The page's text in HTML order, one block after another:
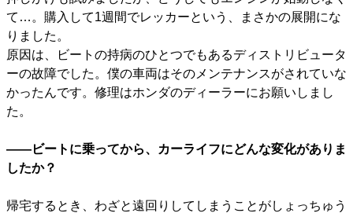
て…。購入して1週間でレッカーという、まさかの展開にな
りました。
原因は、ビートの持病のひとつでもあるディストリビュータ
ーの故障でした。僕の車両はそのメンテナンスがされていな
かったんです。修理はホンダのディーラーにお願いしまし
た。
――ビートに乗ってから、カーライフにどんな変化がありま
したか？
帰宅するとき、わざと遠回りしてしまうことがしょっちゅう